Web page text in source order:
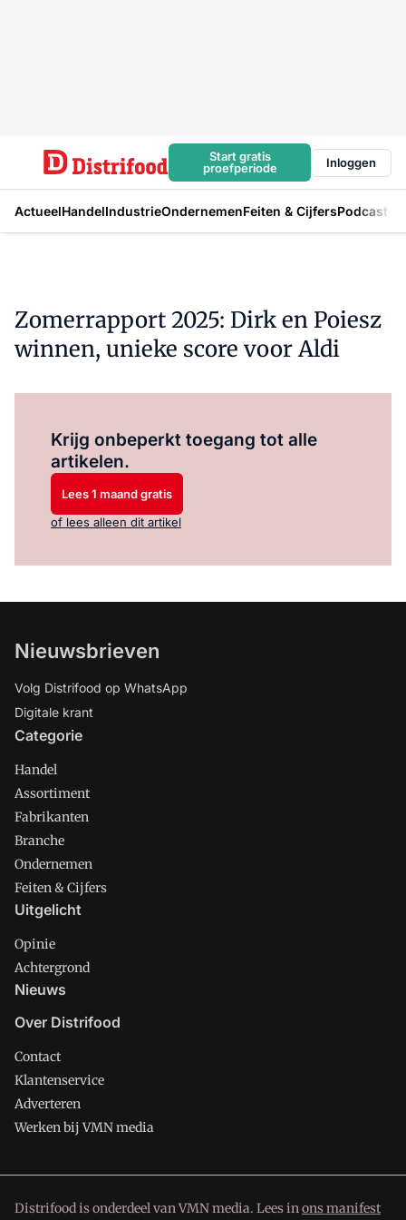
Start gratis
proefperiode
Inloggen
ActueelHandelIndustrieOndernemenFeiten & CijfersPodcast
Zomerrapport 2025: Dirk en Poiesz
winnen, unieke score voor Aldi
Krijg onbeperkt toegang tot alle
artikelen.
Lees 1 maand gratis
of lees alleen dit artikel
Nieuwsbrieven
Volg Distrifood op WhatsApp
Digitale krant
Categorie
Handel
Assortiment
Fabrikanten
Branche
Ondernemen
Feiten & Cijfers
Uitgelicht
Opinie
Achtergrond
Nieuws
Over Distrifood
Contact
Klantenservice
Adverteren
Werken bij VMN media
Distrifood is onderdeel van VMN media. Lees inons manifest